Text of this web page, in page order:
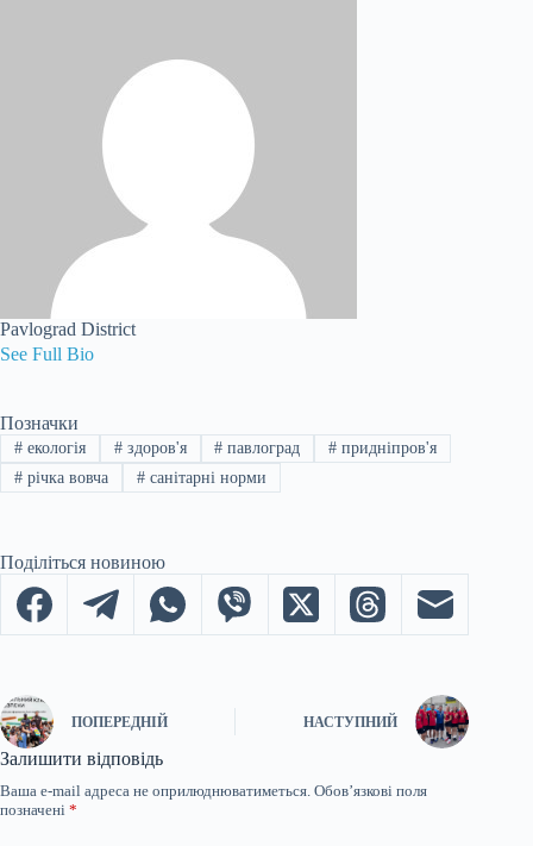
Pavlograd District
See Full Bio
Позначки
#екологія #здоров'я # павлоград # придніпров'я
#річка вовча #санітарні норми
Поділіться новиною
ПОПЕРЕДНІЙ НАСТУПНИЙ
Залишити відповідь
Ваша e-mail адреса не оприлюднюватиметься. Обов’язкові поля
позначені *